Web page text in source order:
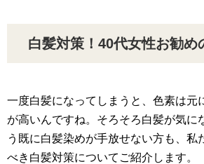
白髪対策！40代女性お勧め
一度白髪になってしまうと、色素は元
が高いんですね。そろそろ白髪が気に
う既に白髪染めが手放せない方も、私
べき白髪対策についてご紹介します。